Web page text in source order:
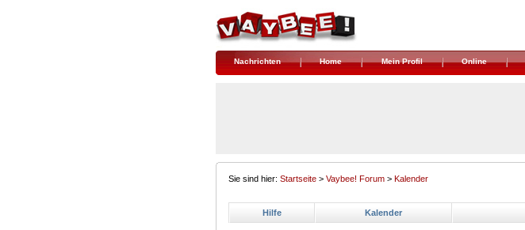
Nachrichten Home Mein Profil Online
Sie sind hier: Startseite > Vaybee! Forum > Kalender
Hilfe Kalender